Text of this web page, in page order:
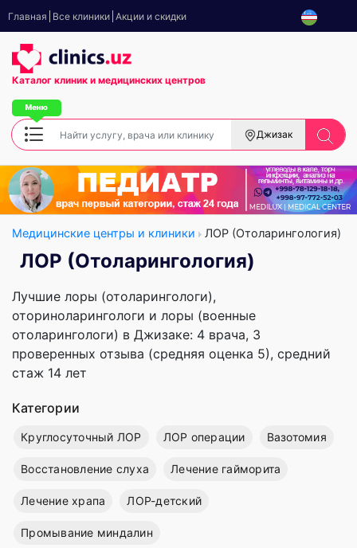
Главная Все клиники Акции и скидки
Каталог клиник и медицинских центров
Джизак
Медицинские центры и клиники ЛОР (Отоларингология)
ЛОР (Отоларингология)
Лучшие лоры (отоларингологи),
оториноларингологи и лоры (военные
отоларингологи) в Джизаке: 4 врача, 3
проверенных отзыва (средняя оценка 5), cредний
стаж 14 лет
Категории
Круглосуточный ЛОР ЛОР операции Вазотомия
Восстановление слуха Лечение гайморита
Лечение храпа ЛОР-детский
Промывание миндалин